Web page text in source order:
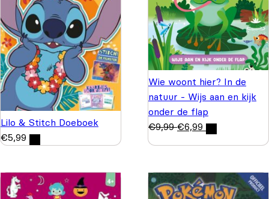
Lilo & Stitch Doeboek
€5,99
Wie woont hier? In de
natuur - Wijs aan en kijk
onder de flap
€9,99 €6,99